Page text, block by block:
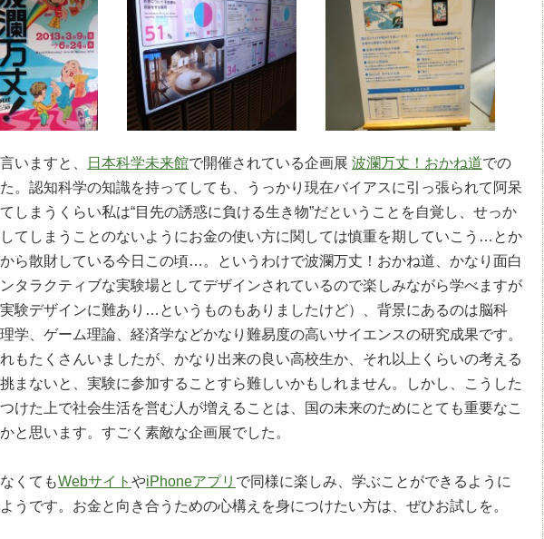
いますと、 日本科学未来館で開催されている企画展 波瀾万丈！おかね道での
。認知科学の知識を持ってしても、うっかり現在バイアスに引っ張られて阿呆
しまうくらい私は“目先の誘惑に負ける生き物”だということを自覚し、せっか
てしまうことのないようにお金の使い方に関しては慎重を期していこう…とか
ら散財している今日この頃…。というわけで波瀾万丈！おかね道、かなり面白
タラクティブな実験場としてデザインされているので楽しみながら学べますが
実験デザインに難あり…というものもありましたけど）、背景にあるのは脳科
学、ゲーム理論、経済学などかなり難易度の高いサイエンスの研究成果です。
もたくさんいましたが、かなり出来の良い高校生か、それ以上くらいの考える
まないと、実験に参加することすら難しいかもしれません。しかし、こうした
けた上で社会生活を営む人が増えることは、国の未来のためにとても重要なこ
と思います。すごく素敵な企画展でした。
くてもWebサイト やiPhoneアプリ で同様に楽しみ、学ぶことができるように
うです。お金と向き合うための心構えを身につけたい方は、ぜひお試しを。